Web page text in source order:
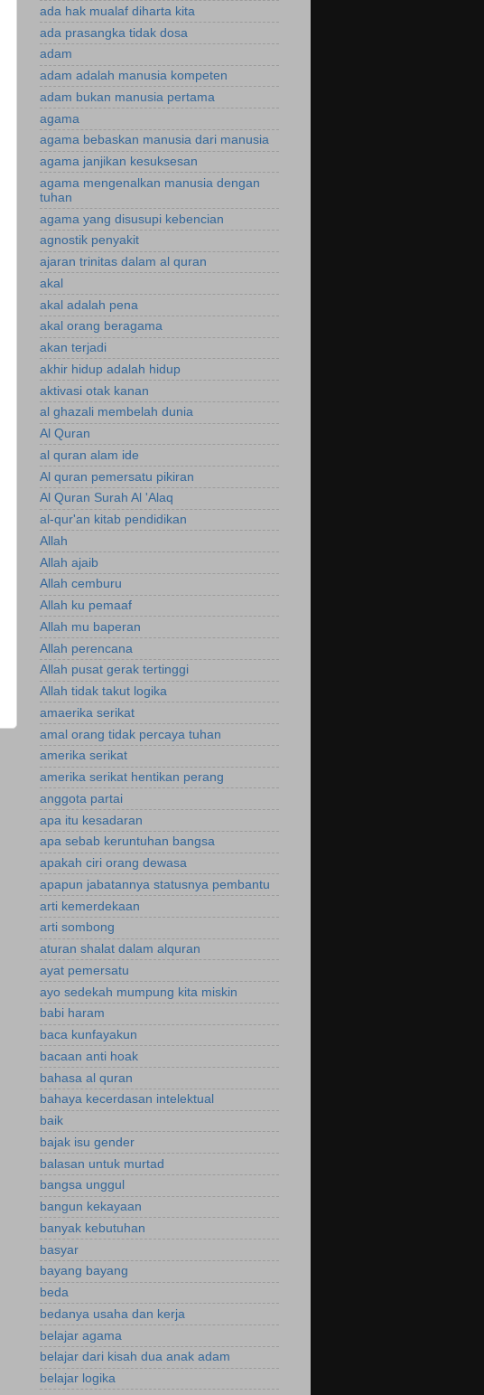
ada hak mualaf diharta kita
ada prasangka tidak dosa
adam
adam adalah manusia kompeten
adam bukan manusia pertama
agama
agama bebaskan manusia dari manusia
agama janjikan kesuksesan
agama mengenalkan manusia dengan
tuhan
agama yang disusupi kebencian
agnostik penyakit
ajaran trinitas dalam al quran
akal
akal adalah pena
akal orang beragama
akan terjadi
akhir hidup adalah hidup
aktivasi otak kanan
al ghazali membelah dunia
Al Quran
al quran alam ide
Al quran pemersatu pikiran
Al Quran Surah Al 'Alaq
al-qur'an kitab pendidikan
Allah
Allah ajaib
Allah cemburu
Allah ku pemaaf
Allah mu baperan
Allah perencana
Allah pusat gerak tertinggi
Allah tidak takut logika
amaerika serikat
amal orang tidak percaya tuhan
amerika serikat
amerika serikat hentikan perang
anggota partai
apa itu kesadaran
apa sebab keruntuhan bangsa
apakah ciri orang dewasa
apapun jabatannya statusnya pembantu
arti kemerdekaan
arti sombong
aturan shalat dalam alquran
ayat pemersatu
ayo sedekah mumpung kita miskin
babi haram
baca kunfayakun
bacaan anti hoak
bahasa al quran
bahaya kecerdasan intelektual
baik
bajak isu gender
balasan untuk murtad
bangsa unggul
bangun kekayaan
banyak kebutuhan
basyar
bayang bayang
beda
bedanya usaha dan kerja
belajar agama
belajar dari kisah dua anak adam
belajar logika